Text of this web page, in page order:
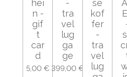
hei
n -
gif
t
car
d
5,00 €
-
tra
vel
lug
ga
ge
399,00 €
se
kof
fer
-
tra
vel
lug